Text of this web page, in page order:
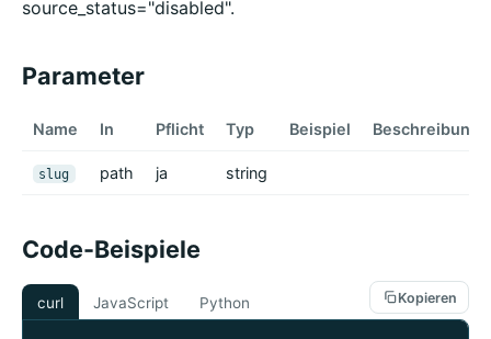
source_status="disabled".
Parameter
Name In Pflicht Typ Beispiel Beschreibung
slug path ja string
Code-Beispiele
curl JavaScript Python Kopieren